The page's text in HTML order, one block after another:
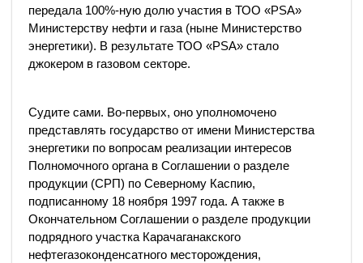
передала 100%-ную долю участия в ТОО «PSA»
Министерству нефти и газа (ныне Министерство
энергетики). В результате ТОО «PSA» стало
джокером в газовом секторе.
Судите сами. Во-первых, оно уполномочено
представлять государство от имени Министерства
энергетики по вопросам реализации интересов
Полномочного органа в Соглашении о разделе
продукции (СРП) по Северному Каспию,
подписанному 18 ноября 1997 года. А также в
Окончательном Соглашении о разделе продукции
подрядного участка Карачаганакского
нефтегазоконденсатного месторождения,